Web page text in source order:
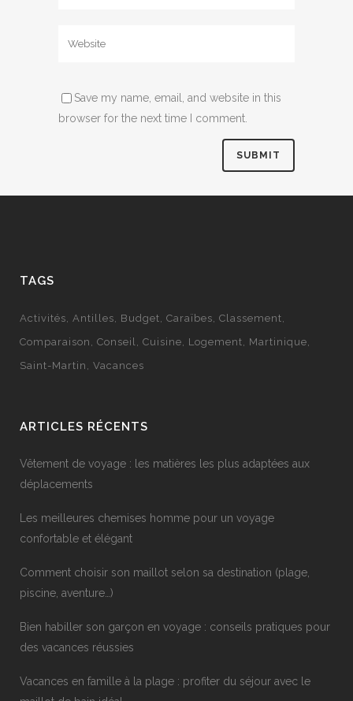
Save my name, email, and website in this
browser for the next time I comment.
TAGS
Activités Antilles Budget Caraïbes Classement
Comparaison
Conseil Cuisine Logement
Martinique
Saint-Martin
Vacances
ARTICLES RÉCENTS
Vêtement de voyage : les matières les plus adaptées aux
déplacements
Les meilleures chemises homme pour un voyage
confortable et élégant
Comment choisir son maillot selon sa destination (plage,
piscine, aventure…)
Bien habiller son garçon en voyage : conseils pratiques pour
des vacances réussies
Vacances en famille à la plage : profiter du séjour avec le